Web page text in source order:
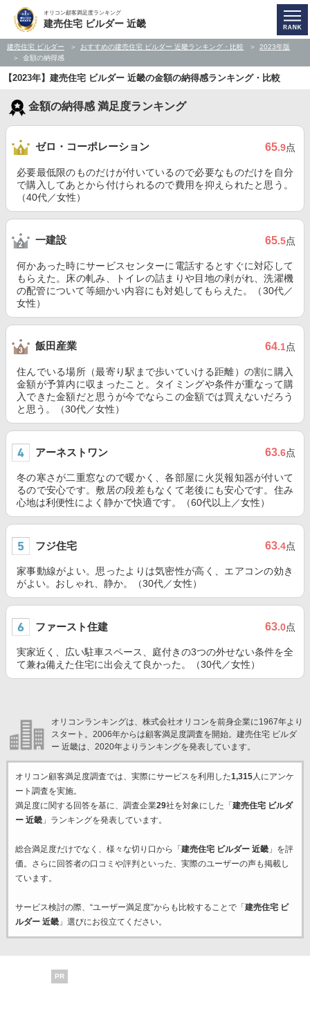
オリコン顧客満足度ランキング
建売住宅 ビルダー 近畿
建売住宅 ビルダー おすすめの建売住宅 ビルダー 近畿ランキング・比較
2023年版
金額の納得感
【2023年】建売住宅 ビルダー 近畿の金額の納得感ランキング・比較
金額の納得感 満足度ランキング
ゼロ・コーポレーション 65.9点
必要最低限のものだけが付いているので必要なものだけを自分
で購入してあとから付けられるので費用を抑えられたと思う。
（40代／女性）
一建設 65.5点
何かあった時にサービスセンターに電話するとすぐに対応して
もらえた。床の軋み、トイレの詰まりや目地の剥がれ、洗濯機
の配管について等細かい内容にも対処してもらえた。（30代／
女性）
飯田産業 64.1点
住んでいる場所（最寄り駅まで歩いていける距離）の割に購入
金額が予算内に収まったこと。タイミングや条件が重なって購
入できた金額だと思うが今でならこの金額では買えないだろう
と思う。（30代／女性）
アーネストワン 63.6点
冬の寒さが二重窓なので暖かく、各部屋に火災報知器が付いて
るので安心です。敷居の段差もなくて老後にも安心です。住み
心地は利便性によく静かで快適です。（60代以上／女性）
フジ住宅 63.4点
家事動線がよい。思ったよりは気密性が高く、エアコンの効き
がよい。おしゃれ、静か。（30代／女性）
ファースト住建 63.0点
実家近く、広い駐車スペース、庭付きの3つの外せない条件を全
て兼ね備えた住宅に出会えて良かった。（30代／女性）
オリコンランキングは、株式会社オリコンを前身企業に1967年より
スタート。2006年からは顧客満足度調査を開始。建売住宅 ビルダ
ー 近畿は、2020年よりランキングを発表しています。
オリコン顧客満足度調査では、実際にサービスを利用した1,315人にアンケ
ート調査を実施。
満足度に関する回答を基に、調査企業29社を対象にした「 建売住宅 ビルダ
ー 近畿」ランキングを発表しています。
総合満足度だけでなく、様々な切り口から「 建売住宅 ビルダー 近畿」を評
価。さらに回答者の口コミや評判といった、実際のユーザーの声も掲載し
ています。
サービス検討の際、“ユーザー満足度”からも比較することで「 建売住宅 ビ
ルダー 近畿」選びにお役立てください。
PR